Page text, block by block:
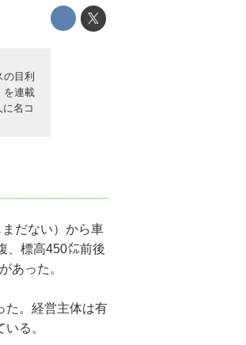
目利
を連載
名コ
だない）から車
、標高450㍍前後
あった。
た。経営主体は有
る。